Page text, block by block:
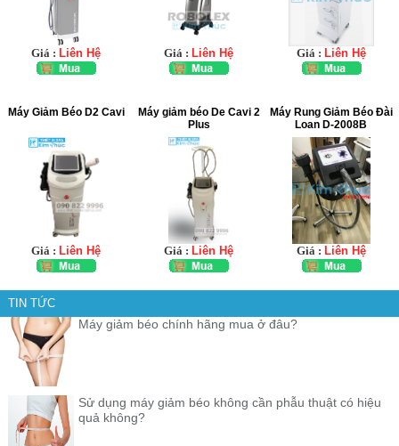
Giá :Liên Hệ Giá :Liên Hệ Giá : Liên Hệ
Máy Giảm Béo D2 Cavi
Giá :Liên Hệ
Máy giảm béo De Cavi 2
Plus
Giá :Liên Hệ
Máy Rung Giảm Béo Đài
Loan D-2008B
Giá : Liên Hệ
TIN TỨC
Máy giảm béo chính hãng mua ở đâu?
Sử dụng máy giảm béo không cần phẫu thuật có hiệu
quả không?